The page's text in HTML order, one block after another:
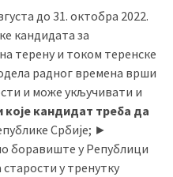
до 31. октобра 2022.
кандидата за
терену и током теренске
радног времена врши
и може укључивати и
које кандидат треба да
Србије; ►
боравиште у Републици
у тренутку